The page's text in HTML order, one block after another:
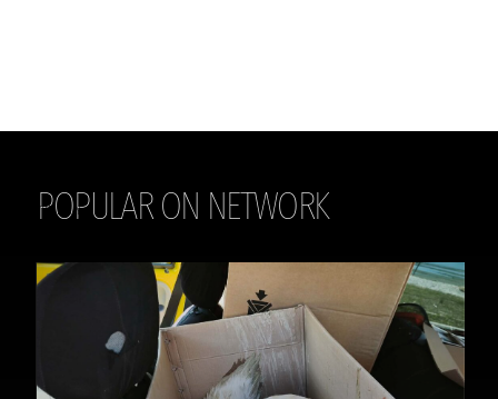
POPULAR ON NETWORK
THE DAILY